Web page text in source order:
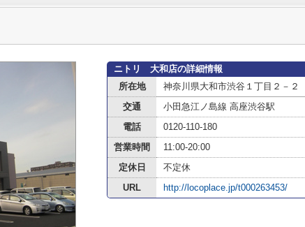
ニトリ 大和店の詳細情報
所在地
神奈川県大和市渋谷１丁目２－２
交通
小田急江ノ島線 高座渋谷駅
電話
0120-110-180
営業時間
11:00-20:00
定休日
不定休
URL
http://locoplace.jp/t000263453/